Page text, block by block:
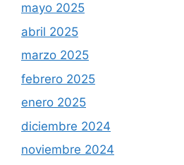
mayo 2025
abril 2025
marzo 2025
febrero 2025
enero 2025
diciembre 2024
noviembre 2024